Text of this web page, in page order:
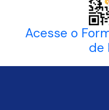
Acesse o
de